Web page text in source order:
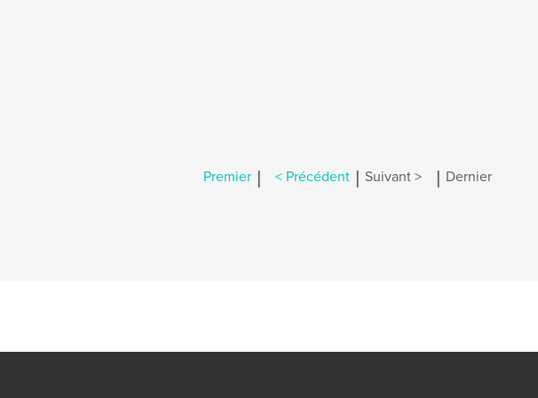
Premier | < Précédent | Suivant > | Dernier